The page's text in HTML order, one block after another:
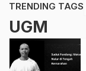
TRENDING TAGS
UGM